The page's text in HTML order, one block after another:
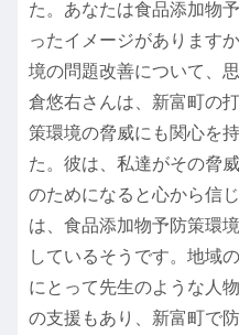
た。あなたは食品添加物
ったイメージがあります
境の問題改善について、
倉悠右さんは、新富町の
策環境の脅威にも関心を
た。彼は、私達がその脅
のためになると心から信
は、食品添加物予防策環
しているそうです。地域
にとって先生のような人
の支援もあり、新富町で